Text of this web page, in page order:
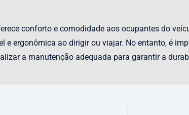
conforto e comodidade aos ocupantes do
ergonômica ao dirigir ou viajar. No entanto, é
a manutenção adequada para garantir a